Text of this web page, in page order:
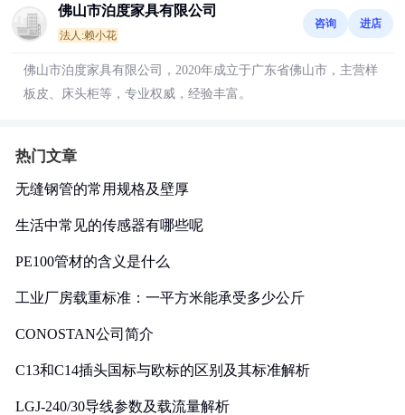
佛山市泊度家具有限公司
法人:赖小花
咨询 进店
佛山市泊度家具有限公司，2020年成立于广东省佛山市，主营样
板皮、床头柜等，专业权威，经验丰富。
热门文章
无缝钢管的常用规格及壁厚
生活中常见的传感器有哪些呢
PE100管材的含义是什么
工业厂房载重标准：一平方米能承受多少公斤
CONOSTAN公司简介
C13和C14插头国标与欧标的区别及其标准解析
LGJ-240/30导线参数及载流量解析